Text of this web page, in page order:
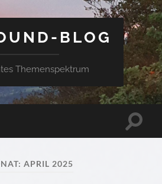
BLOG
Themenspektrum
APRIL 2025